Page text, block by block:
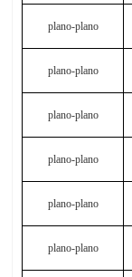
plano-plano
plano-plano
plano-plano
plano-plano
plano-plano
plano-plano